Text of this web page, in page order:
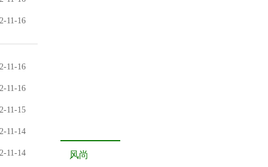
11-16
11-16
11-16
11-15
11-14
11-14 风尚